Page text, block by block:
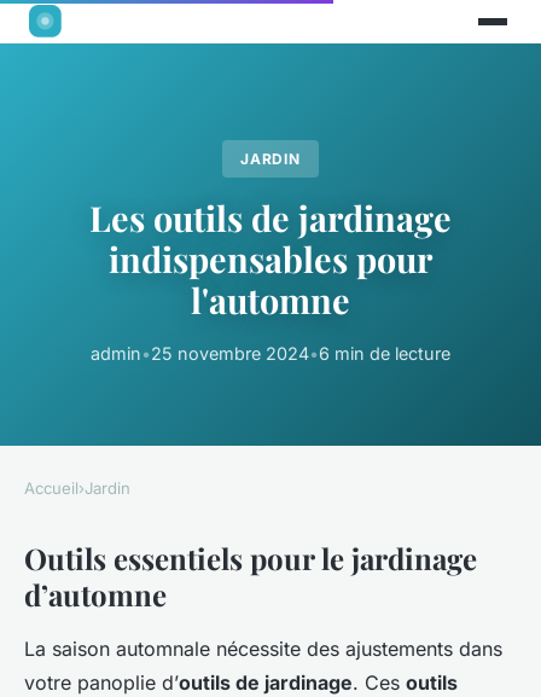
JARDIN
Les outils de jardinage
indispensables pour
l'automne
admin•25 novembre 2024•6 min de lecture
Accueil›Jardin
Outils essentiels pour le jardinage
d’automne
La saison automnale nécessite des ajustements dans
votre panoplie d’outils de jardinage. Ces outils